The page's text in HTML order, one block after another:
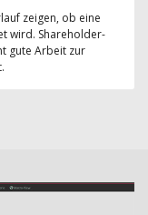
zeigen, ob eine
wird. Shareholder-
gute Arbeit zur